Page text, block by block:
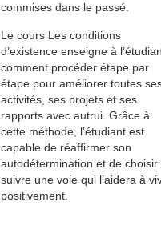
commises dans le passé.
Le cours Les conditions
d’existence enseigne à
comment procéder étape par
étape pour améliorer toutes
activités, ses projets et ses
rapports avec autrui. Grâce à
cette méthode, l’étudiant est
capable de réaffirmer son
autodétermination et de choisir
suivre une voie qui l’aidera à
positivement.